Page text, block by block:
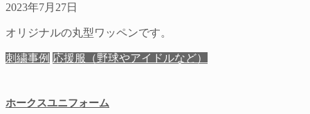
2023年7月27日
オリジナルの丸型ワッペンです。
刺繍事例 応援服（野球やアイドルなど）
ホークスユニフォーム